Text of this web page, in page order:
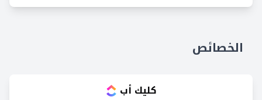
الخصائص
كليك أب